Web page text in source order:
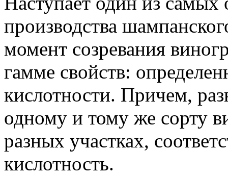
производства
момент созревания
гамме свойств:
кислотности. Причем,
одному и тому же сорту
разных участках,
кислотность.